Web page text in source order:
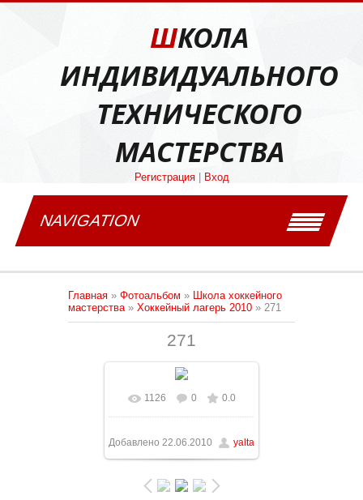
ШКОЛА
ИНДИВИДУАЛЬНОГО
ТЕХНИЧЕСКОГО
МАСТЕРСТВА
Регистрация| Вход
NAVIGATION
Главная » Фотоальбом » Школа хоккейного
мастерства» Хоккейный лагерь 2010 » 271
271
В реальном размере
1228x921/ 95.6Kb
1126 0 0.0
Добавлено 22.06.2010 yalta